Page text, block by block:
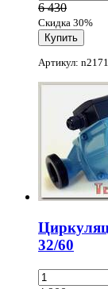
6 430
Скидка 30%
Артикул:
32/60